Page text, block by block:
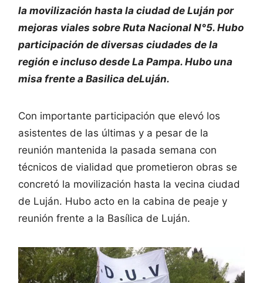
la movilización hasta la ciudad de Luján por
mejoras viales sobre Ruta Nacional N°5. Hubo
participación de diversas ciudades de la
región e incluso desde La Pampa. Hubo una
misa frente a Basilica deLuján.
Con importante participación que elevó los
asistentes de las últimas y a pesar de la
reunión mantenida la pasada semana con
técnicos de vialidad que prometieron obras se
concretó la movilización hasta la vecina ciudad
de Luján. Hubo acto en la cabina de peaje y
reunión frente a la Basílica de Luján.